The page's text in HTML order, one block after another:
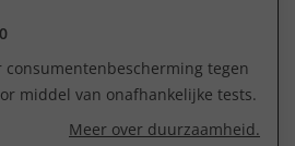
consumentenbescherming tegen
middel van onafhankelijke tests.
Meer over duurzaamheid.